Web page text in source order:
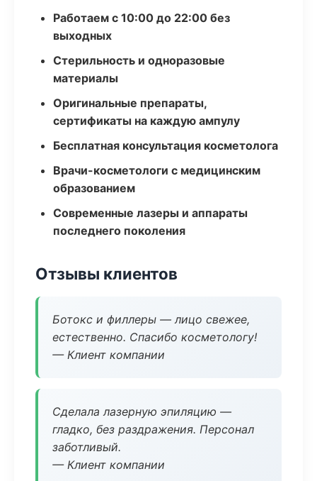
Работаем с 10:00 до 22:00 без
выходных
Стерильность и одноразовые
материалы
Оригинальные препараты,
сертификаты на каждую ампулу
Бесплатная консультация косметолога
Врачи-косметологи с медицинским
образованием
Современные лазеры и аппараты
последнего поколения
Отзывы клиентов
Ботокс и филлеры — лицо свежее,
естественно. Спасибо косметологу!
— Клиент компании
Сделала лазерную эпиляцию —
гладко, без раздражения. Персонал
заботливый.
— Клиент компании